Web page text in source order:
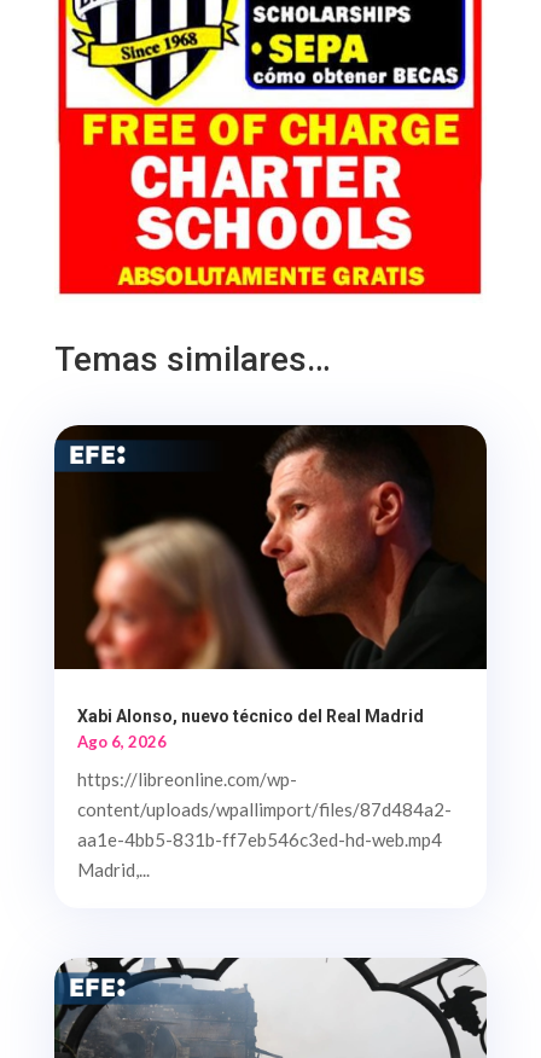
Temas similares…
Xabi Alonso, nuevo técnico del Real Madrid
Ago 6, 2026
https://libreonline.com/wp-
content/uploads/wpallimport/files/87d484a2-
aa1e-4bb5-831b-ff7eb546c3ed-hd-web.mp4
Madrid,...